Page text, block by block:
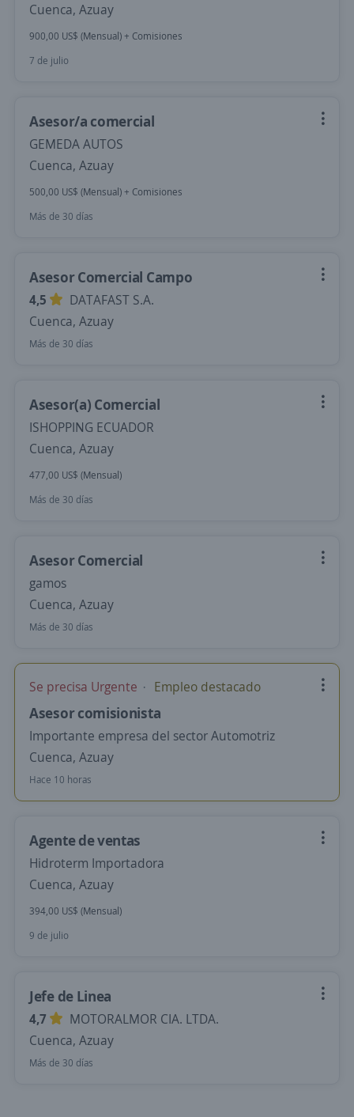
Cuenca, Azuay
900,00 US$ (Mensual) + Comisiones
7 de julio
Asesor/a comercial
GEMEDA AUTOS
Cuenca, Azuay
500,00 US$ (Mensual) + Comisiones
Más de 30 días
Asesor Comercial Campo
4,5
DATAFAST S.A.
Cuenca, Azuay
Más de 30 días
Asesor(a) Comercial
ISHOPPING ECUADOR
Cuenca, Azuay
477,00 US$ (Mensual)
Más de 30 días
Asesor Comercial
gamos
Cuenca, Azuay
Más de 30 días
Se precisa Urgente Empleo destacado
Asesor comisionista
Importante empresa del sector Automotriz
Cuenca, Azuay
Hace 10 horas
Agente de ventas
Hidroterm Importadora
Cuenca, Azuay
394,00 US$ (Mensual)
9 de julio
Jefe de Linea
4,7
MOTORALMOR CIA. LTDA.
Cuenca, Azuay
Más de 30 días